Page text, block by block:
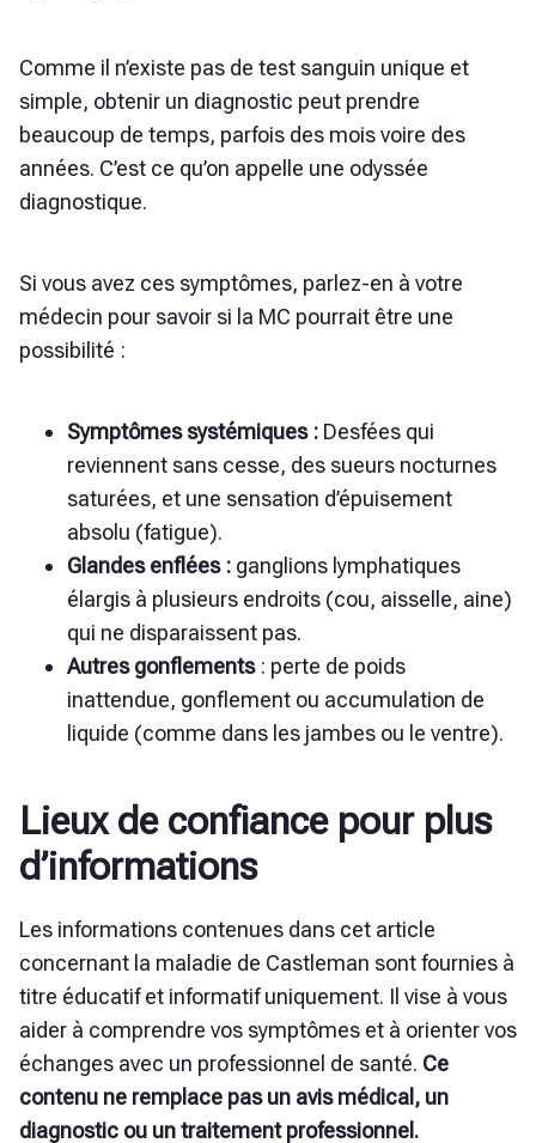
Comme il n’existe pas de test sanguin unique et
simple, obtenir un diagnostic peut prendre
beaucoup de temps, parfois des mois voire des
années. C’est ce qu’on appelle une odyssée
diagnostique.
Si vous avez ces symptômes, parlez-en à votre
médecin pour savoir si la MC pourrait être une
possibilité :
Symptômes systémiques : Desfées qui
reviennent sans cesse, des sueurs nocturnes
saturées, et une sensation d’épuisement
absolu (fatigue).
Glandes enflées : ganglions lymphatiques
élargis à plusieurs endroits (cou, aisselle, aine)
qui ne disparaissent pas.
Autres gonflements: perte de poids
inattendue, gonflement ou accumulation de
liquide (comme dans les jambes ou le ventre).
Lieux de confiance pour plus
d’informations
Les informations contenues dans cet article
concernant la maladie de Castleman sont fournies à
titre éducatif et informatif uniquement. Il vise à vous
aider à comprendre vos symptômes et à orienter vos
échanges avec un professionnel de santé. Ce
contenu ne remplace pas un avis médical, un
diagnostic ou un traitement professionnel.